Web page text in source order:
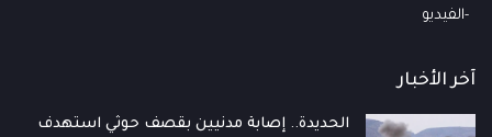
الفيديو
آخر الأخبار
الحديدة.. إصابة مدنيين بقصف حوثي استهدف